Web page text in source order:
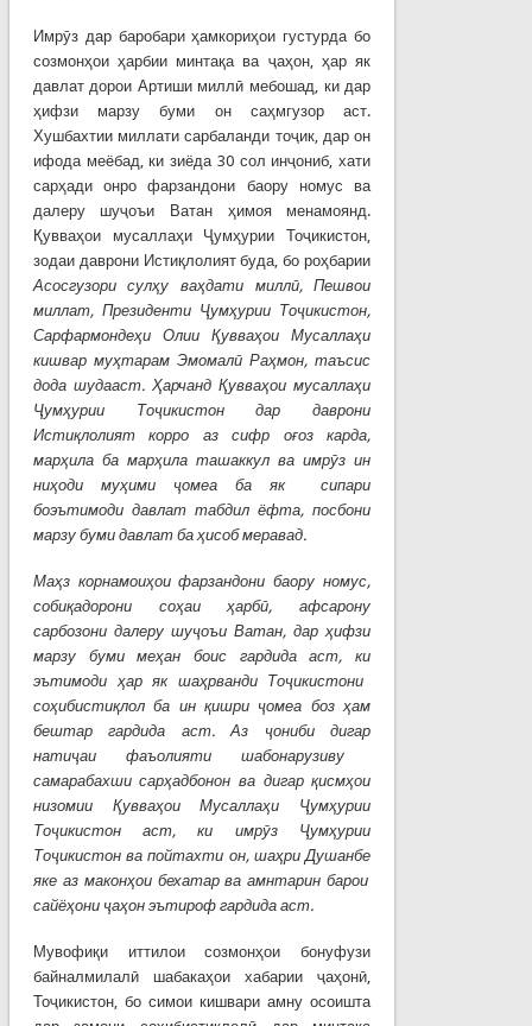
Имрӯз дар баробари ҳамкориҳои густурда бо
созмонҳои ҳарбии минтақа ва ҷаҳон, ҳар як
давлат дорои Артиши миллӣ мебошад, ки дар
ҳифзи марзу буми он саҳмгузор аст.
Хушбахтии миллати сарбаланди тоҷик, дар он
ифода меёбад, ки зиёда 30 сол инҷониб, хати
сарҳади онро фарзандони баору номус ва
далеру шуҷоъи Ватан ҳимоя менамоянд.
Қувваҳои мусаллаҳи Ҷумҳурии Тоҷикистон,
зодаи даврони Истиқлолият буда, бо роҳбарии
Асосгузори сулҳу ваҳдати миллӣ, Пешвои
миллат, Президенти Ҷумҳурии Тоҷикистон,
Сарфармондеҳи Олии Қувваҳои Мусаллаҳи
кишвар муҳтарам Эмомалӣ Раҳмон, таъсис
дода шудааст. Ҳарчанд Қувваҳои мусаллаҳи
Ҷумҳурии Тоҷикистондар даврони
Истиқлолияткорро аз сифр оғоз карда,
марҳила ба марҳила ташаккул ва имрӯз ин
ниҳоди муҳими ҷомеа ба яксипари
боэътимоди давлат табдил ёфта, посбони
марзу буми давлат ба ҳисоб меравад.
Маҳз корнамоиҳоифарзандони баору номус,
собиқадорони соҳаиҳарбӣ, афсарону
сарбозони далеру шуҷоъиВатан, дарҳифзи
марзу
бумимеҳан боис гардида аст,ки
эътимоди ҳаряк шаҳрванди Тоҷикистони
соҳибистиқлол ба ин қишри ҷомеа боз ҳам
бештар
гардида аст.Аз ҷониби
дигар
натиҷаи фаъолияти
шабонарузиву
самарабахши сарҳадбонон ва дигар қисмҳои
низомии Қувваҳои Мусаллаҳи Ҷумҳурии
Тоҷикистон аст, ки имрӯз Ҷумҳурии
Тоҷикистон ва пойтахти он, шаҳри Душанбе
яке аз маконҳои бехатар ва амнтарин барои
сайёҳони ҷаҳон эътироф гардида аст.
Мувофиқи иттилои созмонҳои бонуфузи
байналмилалӣ шабакаҳои хабарии ҷаҳонӣ,
Тоҷикистон, бо симои кишвари амну осоишта